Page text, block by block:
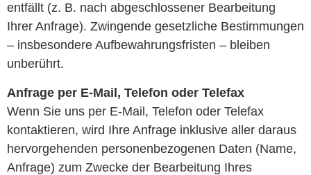
entfällt (z. B. nach abgeschlossener Bearbeitung
Ihrer Anfrage). Zwingende gesetzliche Bestimmungen
– insbesondere Aufbewahrungsfristen – bleiben
unberührt.
Anfrage per E-Mail, Telefon oder Telefax
Wenn Sie uns per E-Mail, Telefon oder Telefax
kontaktieren, wird Ihre Anfrage inklusive aller daraus
hervorgehenden personenbezogenen Daten (Name,
Anfrage) zum Zwecke der Bearbeitung Ihres